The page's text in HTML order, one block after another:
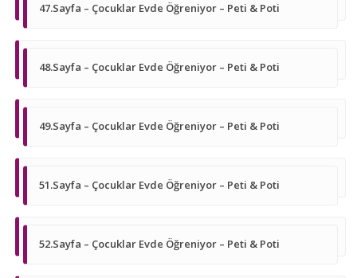
47.Sayfa – Çocuklar Evde Öğreniyor – Peti & Poti
48.Sayfa – Çocuklar Evde Öğreniyor – Peti & Poti
49.Sayfa – Çocuklar Evde Öğreniyor – Peti & Poti
51.Sayfa – Çocuklar Evde Öğreniyor – Peti & Poti
52.Sayfa – Çocuklar Evde Öğreniyor – Peti & Poti